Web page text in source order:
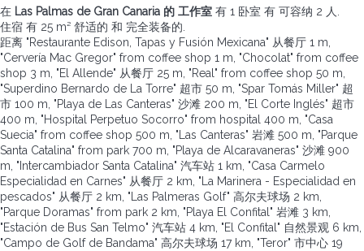
在 Las Palmas de Gran Canaria 的 工作室 有 1 卧室 有 可容纳 2 人.
住宿 有 25 m² 舒适的 和 完全装备的.
距离 "Restaurante Edison, Tapas y Fusión Mexicana" 从餐厅 1 m,
"Cervería Mac Gregor" from coffee shop 1 m, "Chocolat" from coffee
shop 3 m, "El Allende" 从餐厅 25 m, "Real" from coffee shop 50 m,
"Superdino Bernardo de La Torre" 超市 50 m, "Spar Tomás Miller" 超
市 100 m, "Playa de Las Canteras" 沙滩 200 m, "El Corte Inglés" 超市
400 m, "Hospital Perpetuo Socorro" from hospital 400 m, "Casa
Suecia" from coffee shop 500 m, "Las Canteras" 岩滩 500 m, "Parque
Santa Catalina" from park 700 m, "Playa de Alcaravaneras" 沙滩 900
m, "Intercambiador Santa Catalina" 汽车站 1 km, "Casa Carmelo
Especialidad en Carnes" 从餐厅 2 km, "La Marinera - Especialidad en
pescados" 从餐厅 2 km, "Las Palmeras Golf" 高尔夫球场 2 km,
"Parque Doramas" from park 2 km, "Playa El Confital" 岩滩 3 km,
"Estación de Bus San Telmo" 汽车站 4 km, "El Confital" 自然景观 6 km,
"Campo de Golf de Bandama" 高尔夫球场 17 km, "Teror" 市中心 19